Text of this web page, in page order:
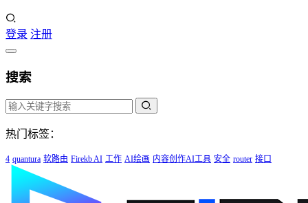
登录 注册
搜索
热门标签：
4 quantura 软路由 Firekb AI 工作 AI绘画 内容创作AI工具 安全 router 接口